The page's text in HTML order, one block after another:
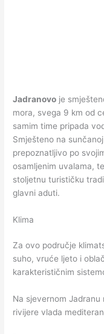
Jadranovo je
mora, svega 9 km od
samim time pripada
Smješteno na
prepoznatljivo po
osamljenim uvalama,
stoljetnu turističku
glavni aduti.
Klima
Za ovo područje
suho, vruće ljeto i
karakterističnim
Na sjevernom
rivijere vlada